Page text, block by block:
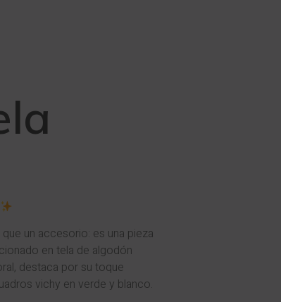
un accesorio: es una pieza
en tela de algodón
destaca por su toque
vichy en verde y blanco.